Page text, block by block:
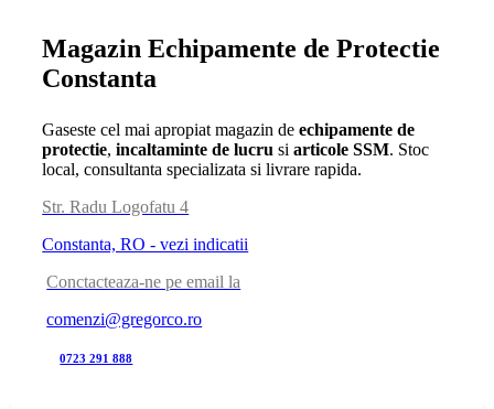
Magazin Echipamente de Protectie
Constanta
Gaseste cel mai apropiat magazin deechipamente de
protectie,incaltaminte de lucru siarticole SSM. Stoc
local, consultanta specializata si livrare rapida.
Str. Radu Logofatu 4
Constanta, RO - vezi indicatii
Conctacteaza-ne pe email la
comenzi@gregorco.ro
0723 291 888